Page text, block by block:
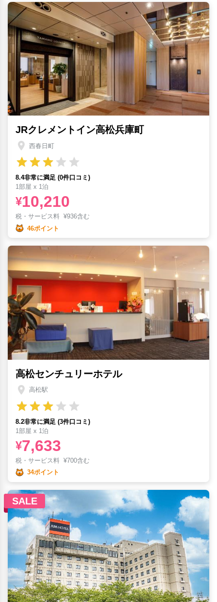
JRクレメントイン高松兵庫町
西春日町
8.4非常に満足 (0件口コミ)
1部屋 x 1泊
¥10,210
税・サービス料 ¥936含む
46ポイント
高松センチュリーホテル
高松駅
8.2非常に満足 (3件口コミ)
1部屋 x 1泊
¥7,633
税・サービス料 ¥700含む
34ポイント
SALE